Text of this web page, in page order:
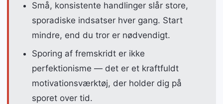
Små, konsistente handlinger slår store,
sporadiske indsatser hver gang. Start
mindre, end du tror er nødvendigt.
Sporing af fremskridt er ikke
perfektionisme — det er et kraftfuldt
motivationsværktøj, der holder dig på
sporet over tid.